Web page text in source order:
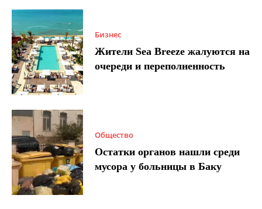
Бизнес
Жители Sea Breeze жалуются на
очереди и переполненность
Общество
Остатки органов нашли среди
мусора у больницы в Баку